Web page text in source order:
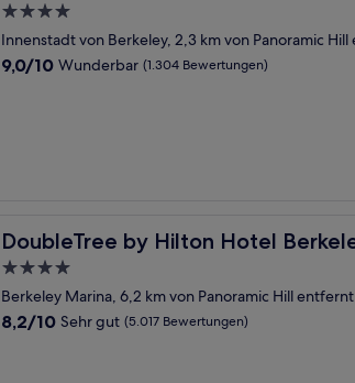
4.0-
Sterne-
Unterkunft
Innenstadt von Berkeley, 2,3 km von Panoramic
9.0
9,0/10 Wunderbar (1.304 Bewertungen)
DoubleTree by Hilton Hotel
DoubleTree by Hilton Hotel Berkeley Marina
4.0-
Sterne-
Unterkunft
Berkeley Marina, 6,2 km von Panoramic Hill entfernt
8.2
8,2/10 Sehr gut (5.017 Bewertungen)